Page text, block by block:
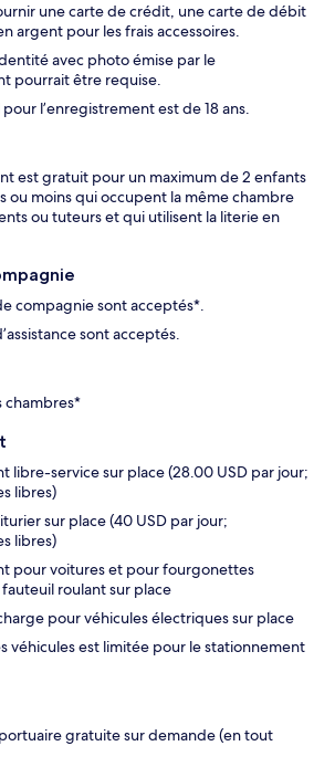
une carte de crédit, une carte de débit
argent pour les frais accessoires.
avec photo émise par le
pourrait être requise.
pour l’enregistrement est de 18 ans.
est gratuit pour un maximum de 2 enfants
ou moins qui occupent la même chambre
ou tuteurs et qui utilisent la literie en
compagnie sont acceptés*.
sont acceptés.
chambres*
libre-service sur place (28.00 USD par jour;
libres)
sur place (40 USD par jour;
libres)
pour voitures et pour fourgonettes
roulant sur place
pour véhicules électriques sur place
véhicules est limitée pour le stationnement
gratuite sur demande (en tout